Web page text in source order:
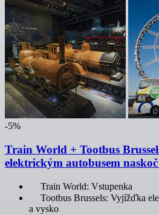
-5%
Train World + Tootbus
elektrickým autobusem
Train World: Vstupenka
Tootbus Brussels: Vyjížďka
a vysko